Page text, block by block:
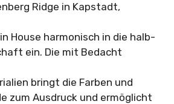
Ridge in Kapstadt,
House harmonisch in die halb-
ein. Die mit Bedacht
bringt die Farben und
zum Ausdruck und ermöglicht